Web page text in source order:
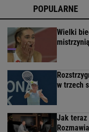
POPULARNE
Wielki
w trzech
Jak teraz